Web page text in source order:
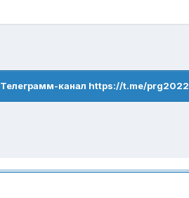
Телеграмм-канал https://t.me/prg2022